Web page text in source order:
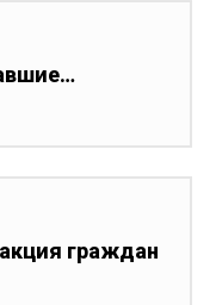
граждан